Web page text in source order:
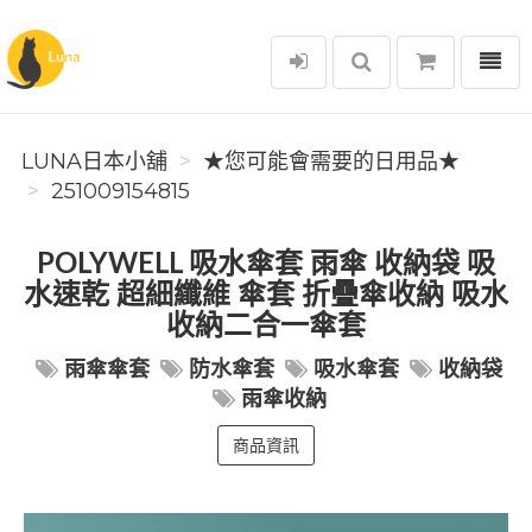
Luna日本小舖
選單
LUNA日本小舖
★您可能會需要的日用品★
251009154815
POLYWELL 吸水傘套 雨傘 收納袋 吸
水速乾 超細纖維 傘套 折疊傘收納 吸水
收納二合一傘套
雨傘傘套 防水傘套 吸水傘套
收納袋
雨傘收納
商品資訊